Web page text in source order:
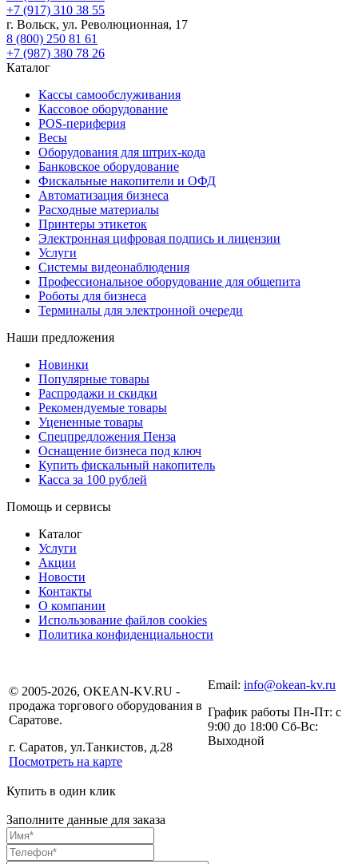
+7 (917) 310 38 55
г. Вольск, ул. Революционная, 17
8 (800) 250 81 61
+7 (987) 380 78 26
Каталог
Кассы самообслуживания
Кассовое оборудование
POS-периферия
Весы
Оборудования для штрих-кода
Банковское оборудование
Фискальные накопители и ОФД
Автоматизация бизнеса
Расходные материалы
Принтеры этикеток
Электронная цифровая подпись и лицензии
Услуги
Системы видеонаблюдения
Профессиональное оборудование для общепита
Роботы для бизнеса
Терминалы для электронной очереди
Наши предложения
Новинки
Популярные товары
Распродажи и скидки
Рекомендуемые товары
Уцененные товары
Спецпредложения Пенза
Оснащение бизнеса под ключ
Купить фискальный накопитель
Касса за 100 рублей
Помощь и сервисы
Каталог
Услуги
Акции
Новости
Контакты
О компании
Использование файлов cookies
Политика конфиденциальности
© 2005-2026, OKEAN-KV.RU -
продажа торгового оборудования в
Саратове.
г. Саратов, ул.Танкистов, д.28
Посмотреть на карте
Email: info@okean-kv.ru
График работы Пн-Пт: с
9:00 до 18:00 Сб-Вс:
Выходной
Купить в один клик
Заполните данные для заказа